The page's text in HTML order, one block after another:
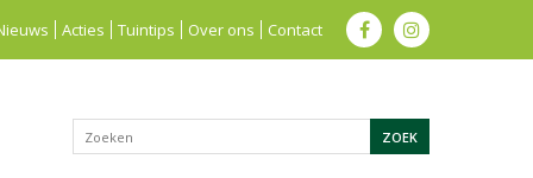
Acties Tuintips Over ons Contact